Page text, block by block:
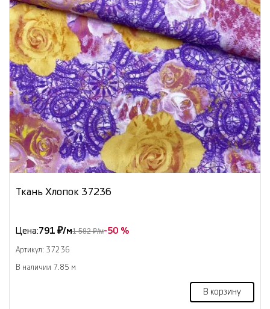
Ткань Хлопок 37236
Цена:791 ₽/м1 582 ₽/м-50 %
Артикул: 37236
В наличии 7.85 м
В корзину